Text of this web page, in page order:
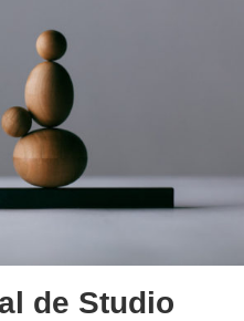
de Studio